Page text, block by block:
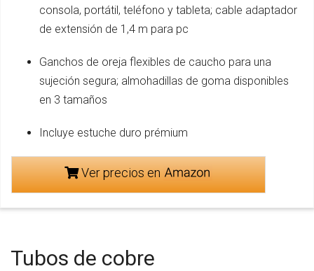
consola, portátil, teléfono y tableta; cable adaptador
de extensión de 1,4 m para pc
Ganchos de oreja flexibles de caucho para una
sujeción segura; almohadillas de goma disponibles
en 3 tamaños
Incluye estuche duro prémium
Ver precios en
Tubos de cobre